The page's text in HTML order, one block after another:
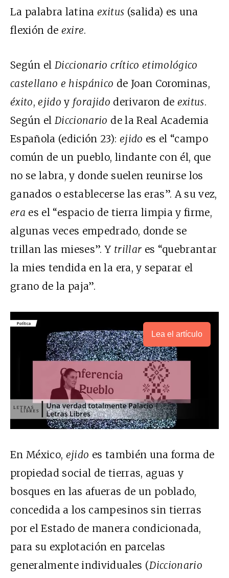
La palabra latinaexitus (salida) es una
flexión de exire.
Según el Diccionario crítico etimológico
castellano e hispánico de Joan Corominas,
éxito,ejido y forajido derivaron de exitus.
Según el Diccionario de la Real Academia
Española (edición 23): ejido es el “campo
común de un pueblo, lindante con él, que
no se labra, y donde suelen reunirse los
ganados o establecerse las eras”. A su vez,
era es el “espacio de tierra limpia y firme,
algunas veces empedrado, donde se
trillan las mieses”. Y trillar es “quebrantar
la mies tendida en la era, y separar el
grano de la paja”.
Lea el artículo
En México, ejido es también una forma de
propiedad social de tierras, aguas y
bosques en las afueras de un poblado,
concedida a los campesinos sin tierras
por el Estado de manera condicionada,
para su explotación en parcelas
generalmente individuales (Diccionario